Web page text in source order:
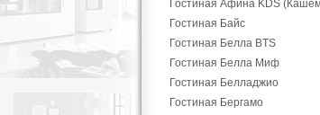
Гостиная Афина KDS
Гостиная Байс
Гостиная Белла BTS
Гостиная Белла Миф
Гостиная Белладжио
Гостиная Бергамо